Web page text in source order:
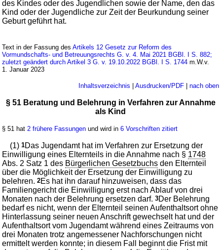
des Kindes oder des Jugendlichen sowie der Name, den das
Kind oder der Jugendliche zur Zeit der Beurkundung seiner
Geburt geführt hat.
Text in der Fassung desArtikels 12 Gesetz zur Reform des
Vormundschafts- und Betreuungsrechts G. v. 4. Mai 2021 BGBl. I S. 882;
zuletzt geändert durch Artikel 3 G. v. 19.10.2022 BGBl. I S. 1744 m.W.v.
1. Januar 2023
Inhaltsverzeichnis Ausdrucken/PDF| nach oben
§ 51 Beratung und Belehrung in Verfahren zur Annahme
als Kind
§ 51 hat2 frühere Fassungen und wird in6 Vorschriften zitiert
(1)1Das Jugendamt hat im Verfahren zur Ersetzung der
Einwilligung eines Elternteils in die Annahme nach § 1748
Abs. 2 Satz 1 des Bürgerlichen Gesetzbuchs den Elternteil
über die Möglichkeit der Ersetzung der Einwilligung zu
belehren.2Es hat ihn darauf hinzuweisen, dass das
Familiengericht die Einwilligung erst nach Ablauf von drei
Monaten nach der Belehrung ersetzen darf.3Der Belehrung
bedarf es nicht, wenn der Elternteil seinen Aufenthaltsort ohne
Hinterlassung seiner neuen Anschrift gewechselt hat und der
Aufenthaltsort vom Jugendamt während eines Zeitraums von
drei Monaten trotz angemessener Nachforschungen nicht
ermittelt werden konnte; in diesem Fall beginnt die Frist mit